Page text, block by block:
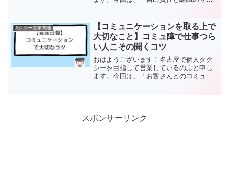
分〜26時10分【走行距離】240km【営業
回数】27回【...
タクシー営業関連
【コミュニケーションを取る上で
大切なこと】コミュ障で仕事つら
い人こその聞くコツ
おはようございます！名古屋で個人タク
シーを目指して営業しているのぶと申し
ます。今回は、「お客さんとのコミュニ
スポンサーリンク